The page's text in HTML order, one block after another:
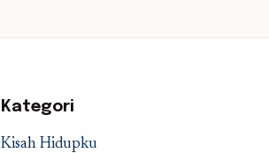
Kategori
Kisah Hidupku